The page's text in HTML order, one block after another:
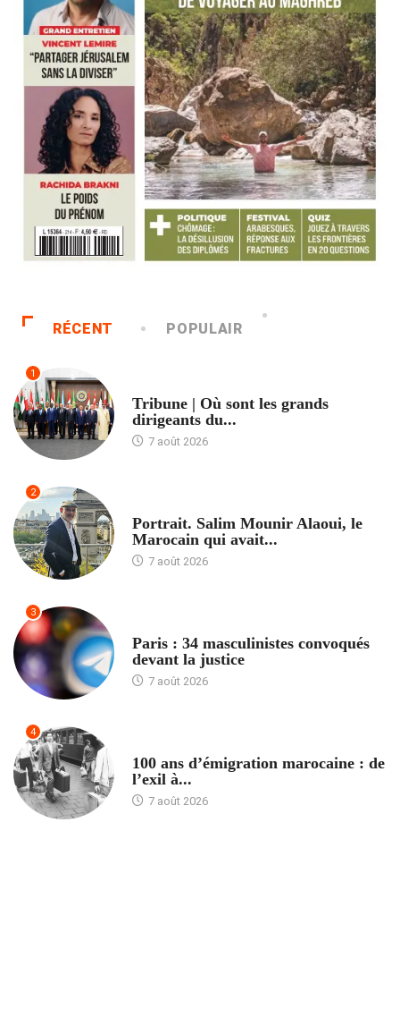
RÉCENT POPULAIR
1
Tribune | Où sont les grands
dirigeants du...
7 août 2026
2
Portrait. Salim Mounir Alaoui, le
Marocain qui avait...
7 août 2026
3
Paris : 34 masculinistes convoqués
devant la justice
7 août 2026
4
100 ans d’émigration marocaine : de
l’exil à...
7 août 2026